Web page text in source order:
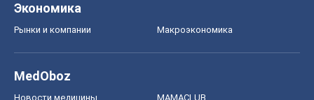
Экономика
Рынки и компании Mакроэкономика
MedOboz
Новости медицины MAMACLUB